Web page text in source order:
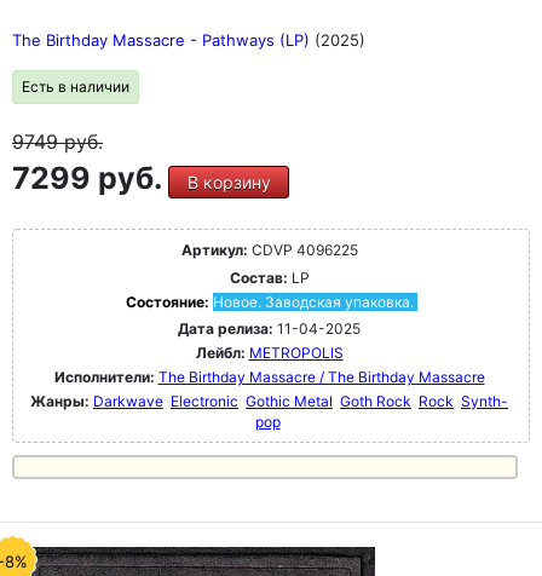
The Birthday Massacre - Pathways (LP) (2025)
Есть в наличии
9749руб.
7299 руб. В корзину
Артикул: CDVP 4096225
Состав: LP
Состояние: Новое. Заводская упаковка.
Дата релиза: 11-04-2025
Лейбл: METROPOLIS
Исполнители: The Birthday Massacre / The Birthday Massacre
Жанры: Darkwave Electronic Gothic Metal Goth Rock Rock Synth-
pop
8%